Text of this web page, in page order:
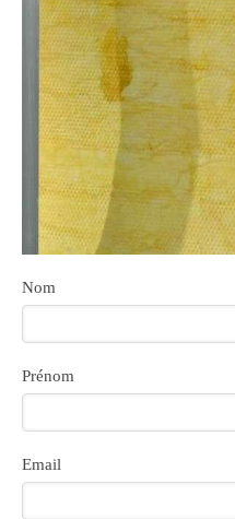
Nom
Prénom
Email